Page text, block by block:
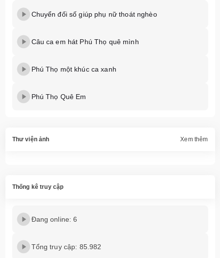
Chuyển đối số giúp phụ nữ thoát nghèo
Câu ca em hát Phú Thọ quê mình
Phú Thọ một khúc ca xanh
Phú Thọ Quê Em
Thư viện ảnh Xem thêm
Thống kê truy cập
Đang online: 6
Tổng truy cập: 85.982